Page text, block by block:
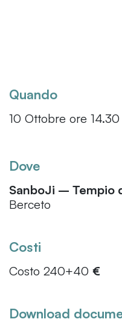
Quando
10 Ottobre ore
Dove
SanboJi – Tempio
Berceto
Costi
Costo 240+40 €
Download